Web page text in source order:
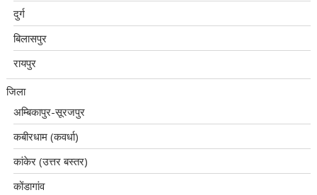
दुर्ग
बिलासपुर
रायपुर
जिला
अम्बिकापुर-सूरजपुर
कबीरधाम (कवर्धा)
कांकेर (उत्तर बस्तर)
कोंडागांव